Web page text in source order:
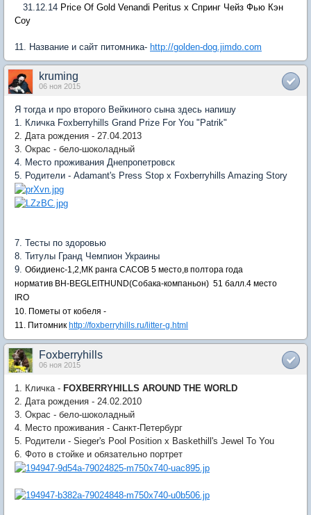
31.12.14 Price Of Gold Venandi Peritus х Спринг Чейз Фью Кэн
Соу
11. Название и сайт питомника- http://golden-dog.jimdo.com
kruming
06 ноя 2015
Я тогда и про второго Вейкиного сына здесь напишу
1. Кличка Foxberryhills Grand Prize For You "Patrik"
2. Дата рождения - 27.04.2013
3. Окрас - бело-шоколадный
4. Место проживания Днепропетровск
5. Родители - Adamant's Press Stop x Foxberryhills Amazing Story
7. Тесты по здоровью
8. Титулы Гранд Чемпион Украины
9. Обидиенс-1,2,МК ранга САСОВ 5 место,в полтора года
норматив BH-BEGLEITHUND(Собака-компаньон) 51 балл.4 место
IRO
10. Пометы от кобеля -
11. Питомник http://foxberryhills.ru/litter-g.html
Foxberryhills
06 ноя 2015
1. Кличка - FOXBERRYHILLS AROUND THE WORLD
2. Дата рождения - 24.02.2010
3. Окрас - бело-шоколадный
4. Место проживания - Санкт-Петербург
5. Родители - Sieger's Pool Position x Baskethill's Jewel To You
6. Фото в стойке и обязательно портрет